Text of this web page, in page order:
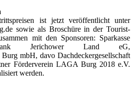
ist jetzt veröffentlicht unter
sowie als Broschüre in der Tourist-
mit den Sponsoren: Sparkasse
Jerichower Land eG,
Burg mbH, davo Dachdeckergesellschaft
Förderverein LAGA Burg 2018 e.V.
werden.